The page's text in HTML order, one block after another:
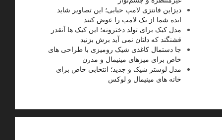
دیزاین فانتزی لامپ حبابی؛ این تصاویر شاید
ایده شما از یک لامپ را عوض کنند
مدل کیک برای تولد دخترونه؛ این کیک ها آنقدر
قشنگند که دلتان نمی آید برش بزنید
جا دستمال کاغذی شیک رومیزی با طراحی های
خاص برای میزهای مینیمال و مدرن
مدل لوستر شیک و جدید؛ انتخابی خاص برای
خانه های مینیمال و لوکس